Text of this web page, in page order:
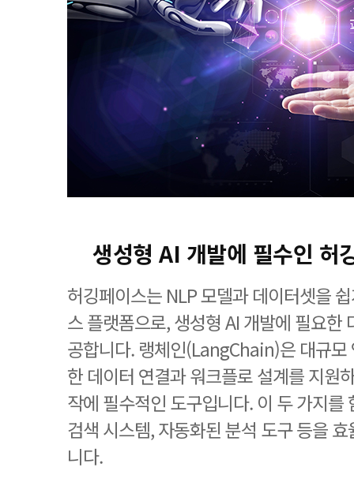
생성형 AI 개발에 필수인 허
허깅페이스는 NLP 모델과 데이터셋을
스 플랫폼으로, 생성형 AI 개발에 필요한
공합니다. 랭체인(LangChain)은 대규모
한 데이터 연결과 워크플로 설계를 지원
작에 필수적인 도구입니다. 이 두 가지를
검색 시스템, 자동화된 분석 도구 등을
니다.